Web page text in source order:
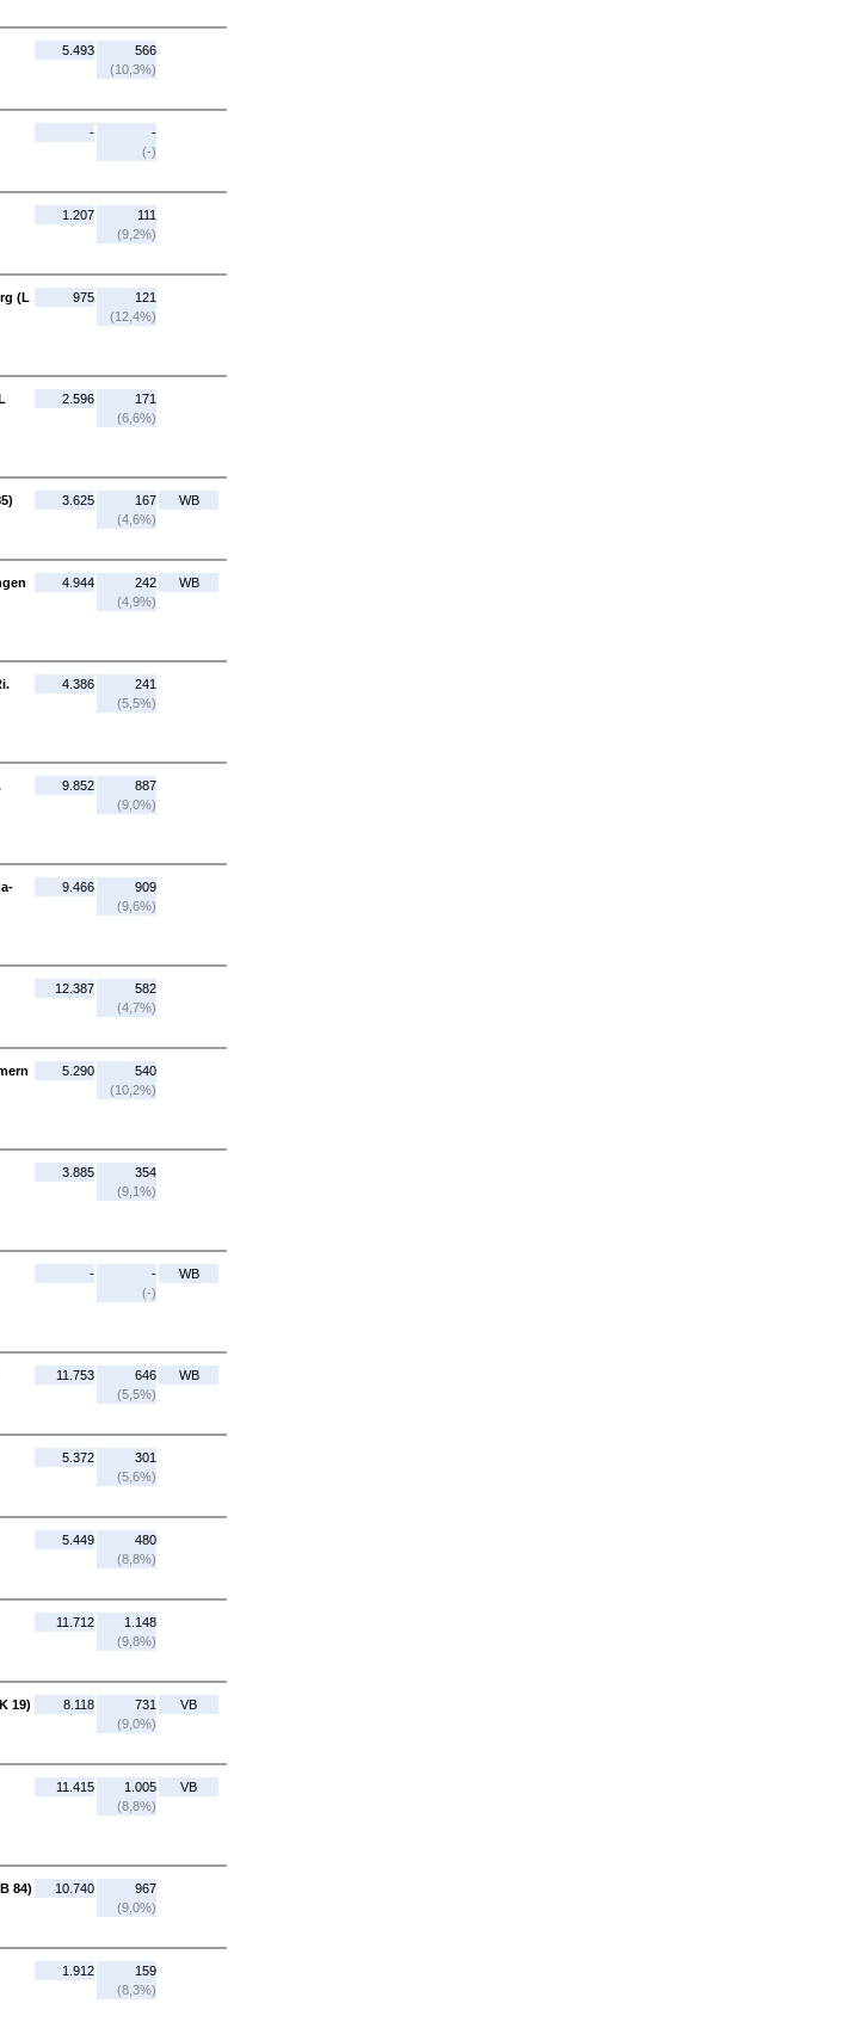
5.493
566
(10,3%)
-
-
(-)
1.207
111
(9,2%)
(L
975
121
(12,4%)
2.596
171
(6,6%)
3.625
167
(4,6%)
WB
4.944
242
(4,9%)
WB
4.386
241
(5,5%)
9.852
887
(9,0%)
9.466
909
(9,6%)
12.387
582
(4,7%)
5.290
540
(10,2%)
3.885
354
(9,1%)
-
-
(-)
WB
11.753
646
(5,5%)
WB
5.372
301
(5,6%)
5.449
480
(8,8%)
11.712
1.148
(9,8%)
19)
8.118
731
(9,0%)
VB
11.415
1.005
(8,8%)
VB
84)
10.740
967
(9,0%)
1.912
159
(8,3%)